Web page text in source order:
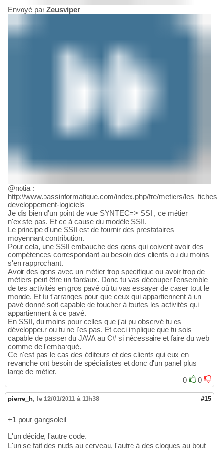
Envoyé par Zeusviper
@notia :
http://www.passinformatique.com/index.php/fre/metiers/
developpement-logiciels
Je dis bien d'un point de vue SYNTEC=> SSII, ce métier
n'existe pas. Et ce à cause du modèle SSII.
Le principe d'une SSII est de fournir des prestataires
moyennant contribution.
Pour cela, une SSII embauche des gens qui doivent avoir des
compétences correspondant au besoin des clients ou du moins
s'en rapprochant.
Avoir des gens avec un métier trop spécifique ou avoir trop de
métiers peut être un fardaux. Donc tu vas découper l'ensemble
de tes activités en gros pavé où tu vas essayer de caser tout le
monde. Et tu t'arranges pour que ceux qui appartiennent à un
pavé donné soit capable de toucher à toutes les activités qui
appartiennent à ce pavé.
En SSII, du moins pour celles que j'ai pu observé tu es
développeur ou tu ne l'es pas. Et ceci implique que tu sois
capable de passer du JAVA au C# si nécessaire et faire du web
comme de l'embarqué.
Ce n'est pas le cas des éditeurs et des clients qui eux en
revanche ont besoin de spécialistes et donc d'un panel plus
large de métier.
0
0
pierre_h, le 12/01/2011 à 11h38 #15
+1 pour gangsoleil
L'un décide, l'autre code.
L'un se fait des nuds au cerveau, l'autre à des cloques au bout